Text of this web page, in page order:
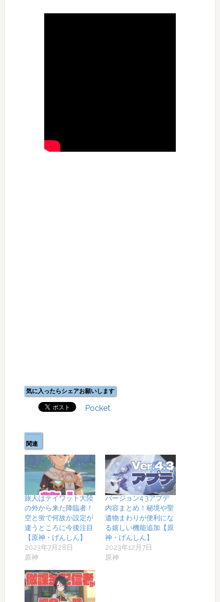
気に入ったらシェアお願いします
Pocket
関連
旅人はテイワット大陸
の外から来た降臨者！
空と蛍で何故か設定が
違うところに今後注目
【原神・げんしん】
2023年7月28日
原神
バージョン4.3アプデ
内容まとめ！秘境や聖
遺物まわりが便利にな
る嬉しい機能追加【原
神・げんしん】
2023年12月7日
原神